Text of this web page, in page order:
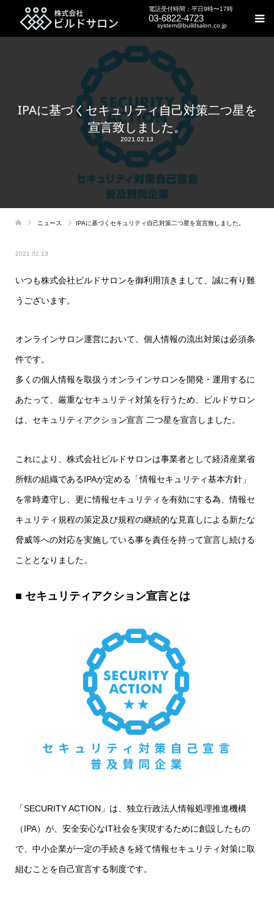
電話受付時間：平日9時〜17時
03-6822-4723
system@buildsalon.co.jp
IPAに基づくセキュリティ自己対策二つ星を
宣言致しました。
2021.02.13
ニュース IPAに基づくセキュリティ自己対策二つ星を宣言致しました。
2021.02.13
いつも株式会社ビルドサロンを御利用頂きまして、誠に有り難
うございます。
オンラインサロン運営において、個人情報の流出対策は必須条
件です。
多くの個人情報を取扱うオンラインサロンを開発・運用するに
あたって、厳重なセキュリティ対策を行うため、ビルドサロン
は、セキュリティアクション宣言 二つ星を宣言しました。
これにより、株式会社ビルドサロンは事業者として経済産業省
所轄の組織であるIPAが定める「情報セキュリティ基本方針」
を常時遵守し、更に情報セキュリティを有効にする為、情報セ
キュリティ規程の策定及び規程の継続的な見直しによる新たな
脅威等への対応を実施している事を責任を持って宣言し続ける
こととなりました。
■ セキュリティアクション宣言とは
「SECURITY ACTION」は、独立行政法人情報処理推進機構
（IPA）が、安全安心なIT社会を実現するために創設したもの
で、中小企業が一定の手続きを経て情報セキュリティ対策に取
組むことを自己宣言する制度です。